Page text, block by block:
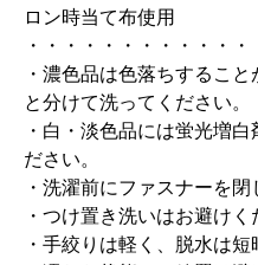
ロン時当て布使用
・・・・・・・・・・・・
・濃色品は色落ちするこ
と分けて洗ってください。
・白・淡色品には蛍光増
ださい。
・洗濯前にファスナーを閉
・つけ置き洗いはお避けく
・手絞りは軽く、脱水は短